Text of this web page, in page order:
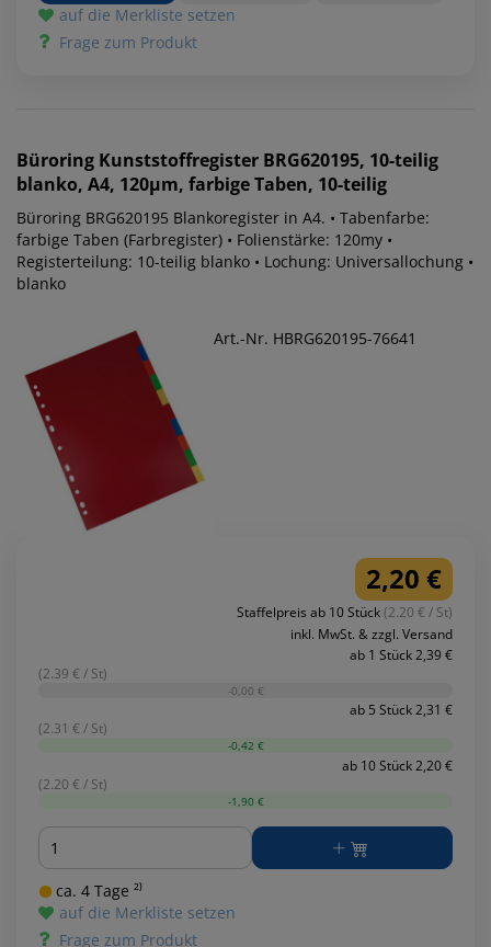
auf die Merkliste setzen
Frage zum Produkt
Büroring Kunststoffregister BRG620195, 10-teilig
blanko, A4, 120µm, farbige Taben, 10-teilig
Büroring BRG620195 Blankoregister in A4. • Tabenfarbe:
farbige Taben (Farbregister) • Folienstärke: 120my •
Registerteilung: 10-teilig blanko • Lochung: Universallochung •
blanko
Art.-Nr. HBRG620195-76641
2,20 €
Staffelpreis ab 10 Stück(2.20 € / St)
inkl. MwSt. & zzgl. Versand
ab 1 Stück 2,39 €
(2.39 € / St)
-0,00 €
ab 5 Stück 2,31 €
(2.31 € / St)
-0,42 €
ab 10 Stück 2,20 €
(2.20 € / St)
-1,90 €
Menge
ca. 4 Tage ²⁾
auf die Merkliste setzen
Frage zum Produkt